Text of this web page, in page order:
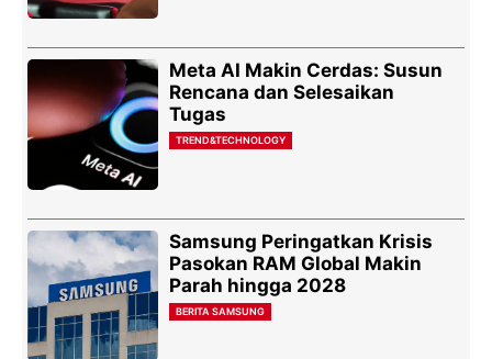
Meta AI Makin Cerdas: Susun
Rencana dan Selesaikan
Tugas
TREND&TECHNOLOGY
Samsung Peringatkan Krisis
Pasokan RAM Global Makin
Parah hingga 2028
BERITA SAMSUNG